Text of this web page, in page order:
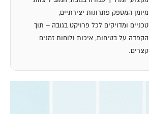
מיומן המספק פתרונות יצירתיים,
טכניים ומדויקים לכל פרויקט בגובה – תוך
הקפדה על בטיחות, איכות ולוחות זמנים
קצרים.